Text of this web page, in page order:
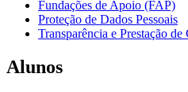
Fundações de Apoio (FAP)
Proteção de Dados Pessoais
Transparência e Prestação de
Alunos